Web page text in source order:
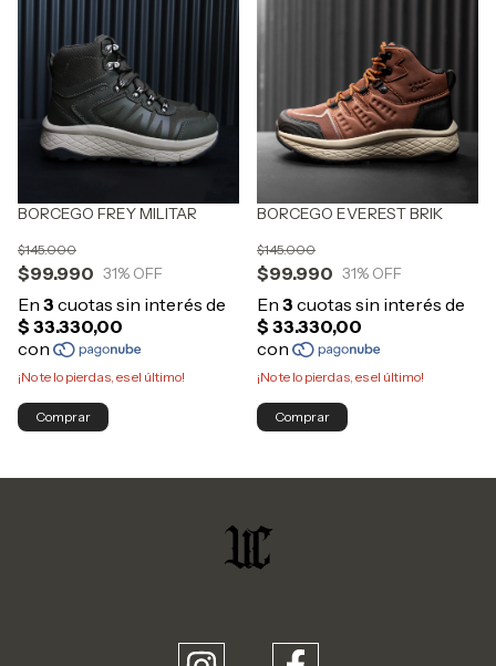
BORCEGO FREY MILITAR
$99.990
$145.000
31% OFF
¡No te lo pierdas, es el último!
Comprar
BORCEGO EVEREST BRIK
$99.990
$145.000
31% OFF
¡No te lo pierdas, es el último!
Comprar